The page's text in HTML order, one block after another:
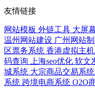
友情链接
网站模板 外链工具 大屏
温州网站建设 广州网站
区票务系统 香港虚拟主机
码查询
上海seo优化 软文
城系统 大宗商品交易系统
系统 跨境电商系统 O2O